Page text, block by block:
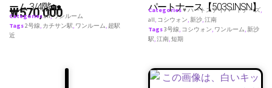
ーム 3/4階🏡
₩570,000
Categoriesall,ワンルーム
Tags2号線, カチサン駅, ワンルーム, 超駅
近
パートナース【503SINSN】
Categories♥ ハートステイパートナーズ,
all, コシウォン,新沙,江南
Tags3号線, コシウォン, ワンルーム,新沙
駅,江南,短期